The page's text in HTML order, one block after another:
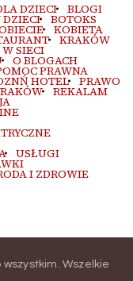
DZIECI BLOGI
DZIECI BOTOKS
KOBIETA
KRAKÓW
SIECI
O BLOGACH
PRAWNA
HOTEL PRAWO
REKALAM
USŁUGI
I ZDROWIE
wszystkim . Wszelkie